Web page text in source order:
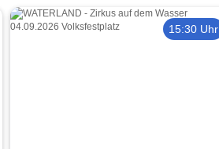
15:30 Uhr